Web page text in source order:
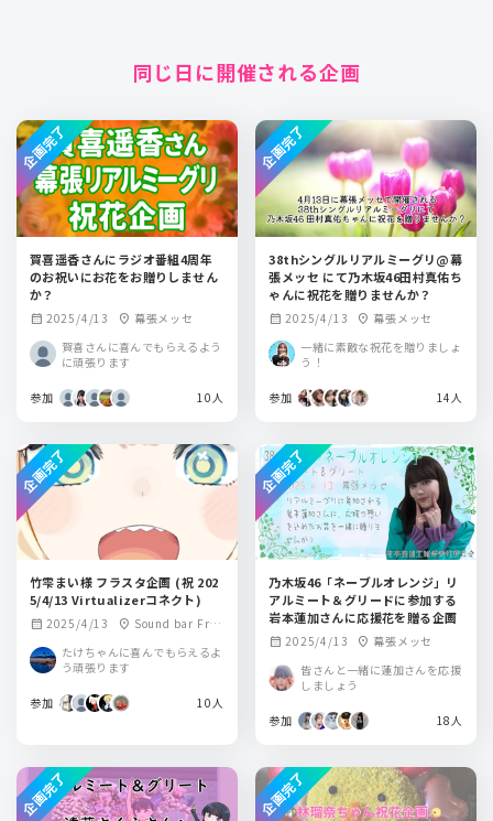
同じ日に開催される企画
賀喜遥香さんにラジオ番組4周年
のお祝いにお花をお贈りしません
か？
calendar_month 2025/4/13 location_on 幕張メッセ
賀喜さんに喜んでもらえるよう
に頑張ります
参加 10人
企画完了
38thシングルリアルミーグリ@幕
張メッセ にて乃木坂46田村真佑ち
ゃんに祝花を贈りませんか？
calendar_month 2025/4/13 location_on 幕張メッセ
一緒に素敵な祝花を贈りましょ
う！
参加 14人
企画完了
竹雫まい様 フラスタ企画 (祝 202
5/4/13 Virtualizerコネクト)
calendar_month 2025/4/13 location_on Sound bar Frej
たけちゃんに喜んでもらえるよ
う頑張ります
参加 10人
企画完了
乃木坂46「ネーブルオレンジ」リ
アルミート＆グリードに参加する
岩本蓮加さんに応援花を贈る企画
calendar_month 2025/4/13 location_on 幕張メッセ
皆さんと一緒に蓮加さんを応援
しましょう
参加 18人
企画完了
企画完了 企画完了